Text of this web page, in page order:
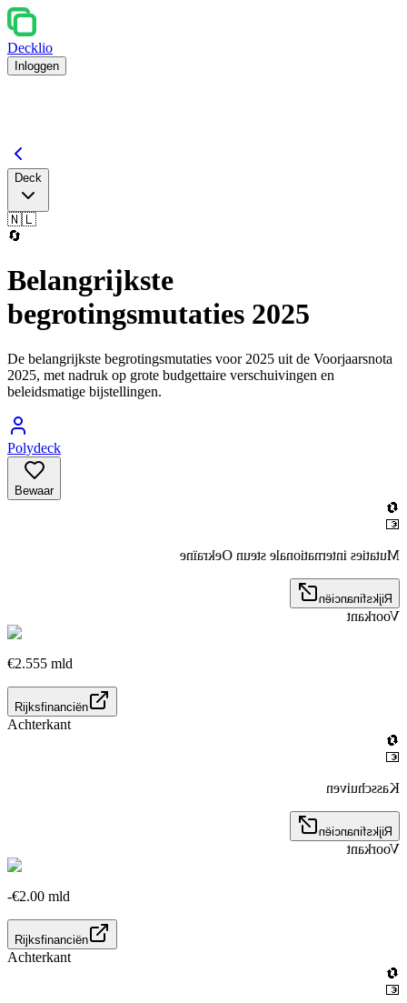
Decklio
Inloggen
Deck
🇳🇱
🔄
Belangrijkste
begrotingsmutaties 2025
De belangrijkste begrotingsmutaties voor 2025 uit de Voorjaarsnota
2025, met nadruk op grote budgettaire verschuivingen en
beleidsmatige bijstellingen.
Polydeck
Bewaar
🔄
💶
Mutaties internationale steun Oekraïne
Rijksfinanciën
Voorkant
€2.555 mld
Rijksfinanciën
Achterkant
🔄
💶
Kasschuiven
Rijksfinanciën
Voorkant
-€2.00 mld
Rijksfinanciën
Achterkant
🔄
💶